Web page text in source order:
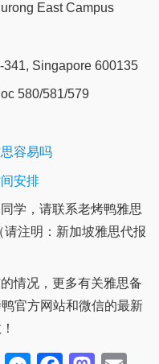
East Campus
Singapore 600135
580/581/579
容易吗
安排
学，请联系老烤鸭雅思
注明：新加坡雅思代报
情况，更多有关雅思备
官方网站和微信的最新